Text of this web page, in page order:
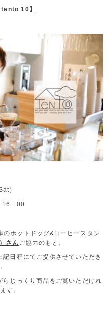
10】
）
16 : 00
ホットドッグ&コーヒースタン
さん ご協力のもと、
日程にてご提供させていただき
じっくり商品をご覧いただけれ
す。